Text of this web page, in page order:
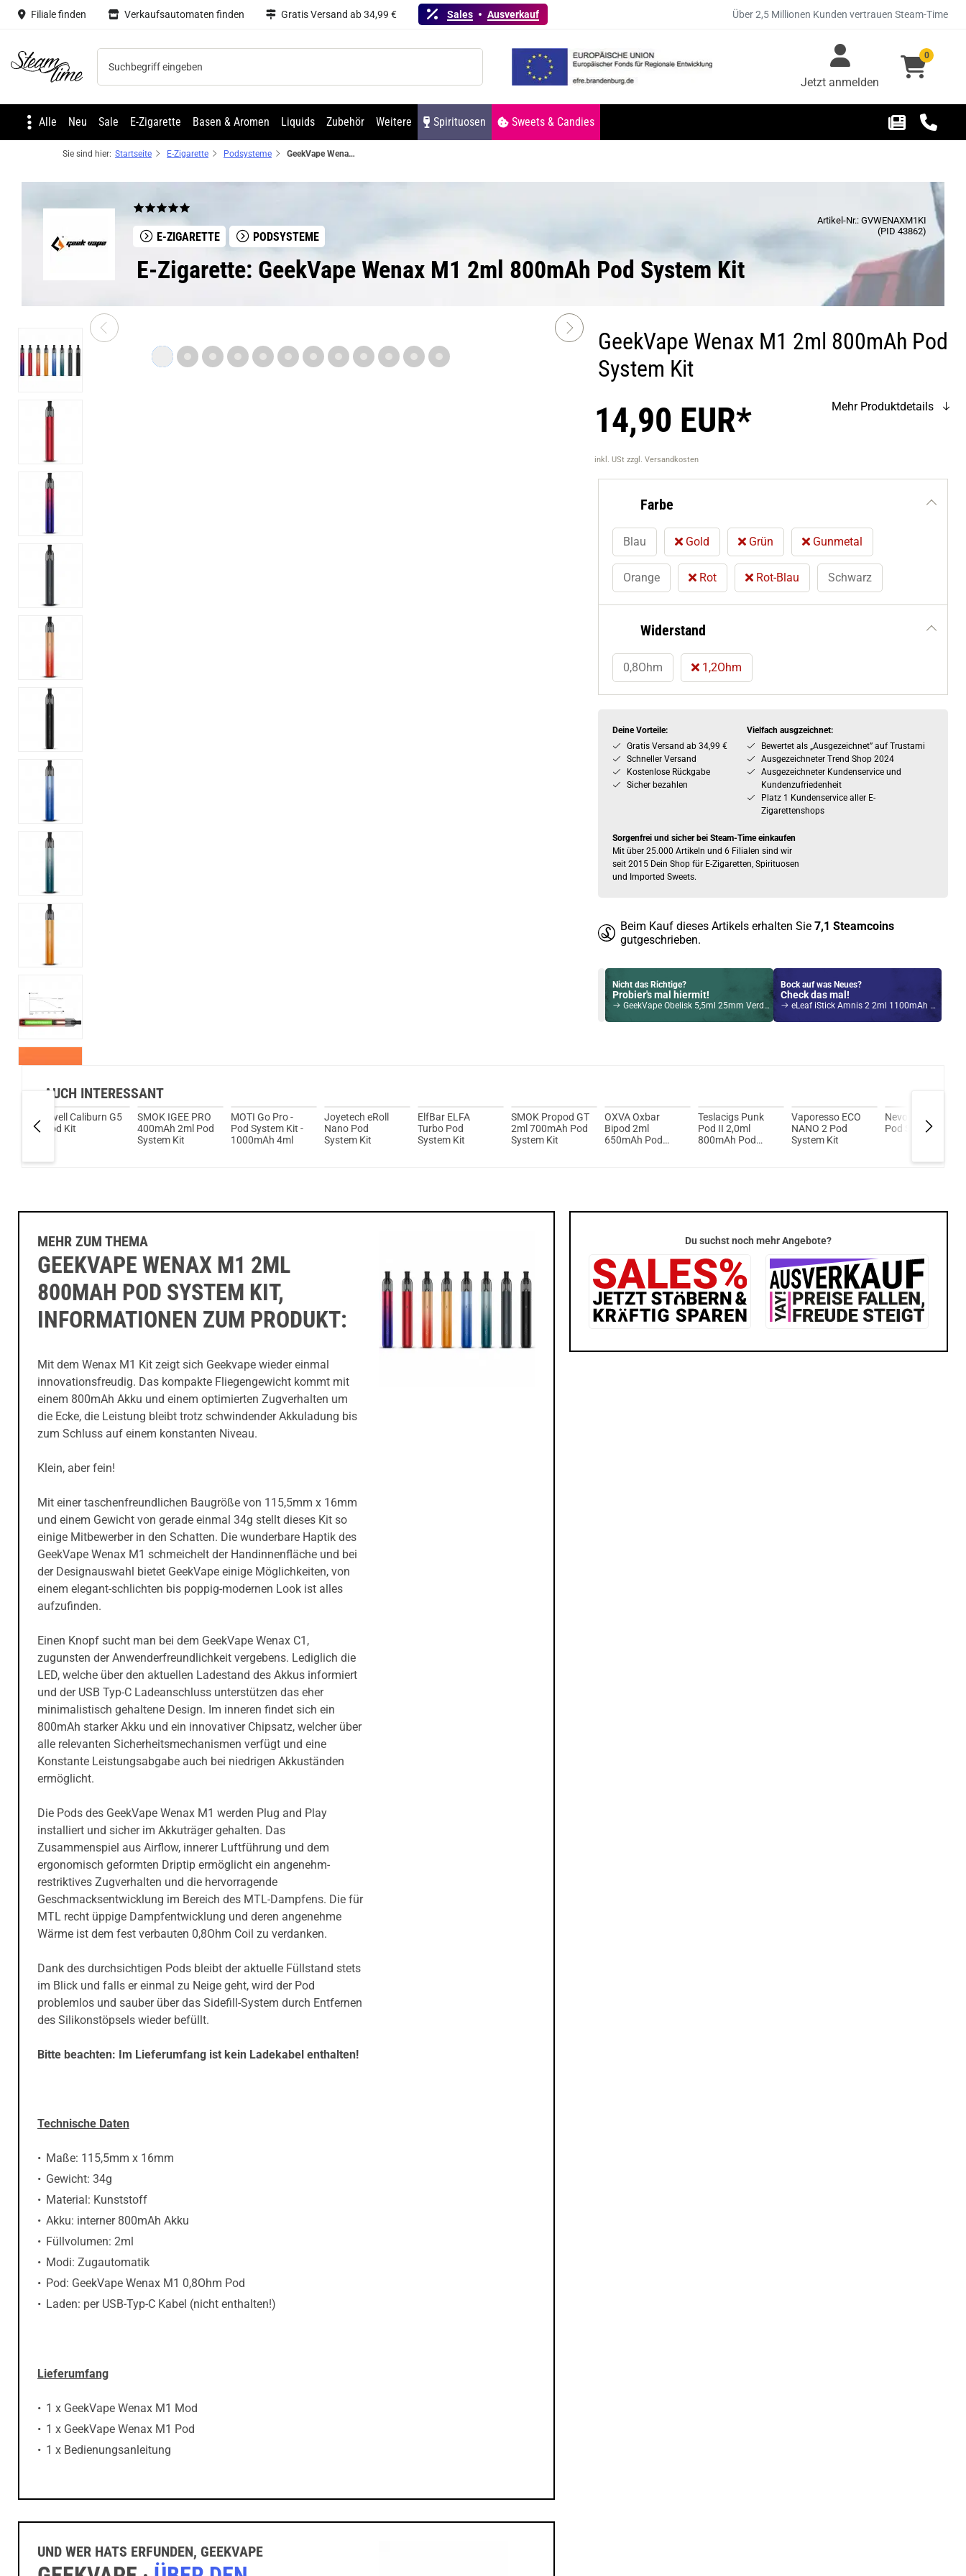
Filiale finden Verkaufsautomaten finden Gratis Versand ab 34,99 € Sales Ausverkauf Über 2,5 Millionen Kunden vertrauen Steam-Time
Steam time Jetzt anmelden
0
Alle Neu Sale E-Zigarette Basen & Aromen Liquids Zubehör Weitere Spirituosen Sweets & Candies
Sie sind hier: Startseite E-Zigarette Podsysteme GeekVape Wenax M1 2ml 800mAh Pod System Kit
E-ZIGARETTE PODSYSTEME
Artikel-Nr.: GVWENAXM1KI
(PID 43862)
E-Zigarette: GeekVape Wenax M1 2ml 800mAh Pod System Kit
GeekVape Wenax M1 2ml 800mAh Pod
System Kit
14,90 EUR*
inkl. USt zzgl. Versandkosten
Mehr Produktdetails
Farbe
Blau Gold Grün Gunmetal
Orange Rot Rot-Blau Schwarz
Widerstand
0,8Ohm 1,2Ohm
Deine Vorteile:
Gratis Versand ab 34,99 €
Schneller Versand
Kostenlose Rückgabe
Sicher bezahlen
Vielfach ausgzeichnet:
Bewertet als „Ausgezeichnet” auf Trustami
Ausgezeichneter Trend Shop 2024
Ausgezeichneter Kundenservice und
Kundenzufriedenheit
Platz 1 Kundenservice aller E-
Zigarettenshops
Sorgenfrei und sicher bei Steam-Time einkaufen
Mit über 25.000 Artikeln und 6 Filialen sind wir
seit 2015 Dein Shop für E-Zigaretten, Spirituosen
und Imported Sweets.
Beim Kauf dieses Artikels erhalten Sie 7,1 Steamcoins
gutgeschrieben.
Nicht das Richtige?
Probier's mal hiermit!
GeekVape Obelisk 5,5ml 25mm Verdampfertank Gunmetal
Bock auf was Neues?
Check das mal!
eLeaf iStick Amnis 2 2ml 1100mAh Kit Rot
AUCH INTERESSANT
Uwell Caliburn G5
Pod Kit
SMOK IGEE PRO
400mAh 2ml Pod
System Kit
MOTI Go Pro -
Pod System Kit -
1000mAh 4ml
Joyetech eRoll
Nano Pod
System Kit
ElfBar ELFA
Turbo Pod
System Kit
SMOK Propod GT
2ml 700mAh Pod
System Kit
OXVA Oxbar
Bipod 2ml
650mAh Pod
Teslacigs Punk
Pod II 2,0ml
800mAh Pod
Vaporesso ECO
NANO 2 Pod
System Kit
Nevoks Feelin AG
Pod System Kit
MEHR ZUM THEMA
GEEKVAPE WENAX M1 2ML
800MAH POD SYSTEM KIT,
INFORMATIONEN ZUM PRODUKT:
Mit dem Wenax M1 Kit zeigt sich Geekvape wieder einmal
innovationsfreudig. Das kompakte Fliegengewicht kommt mit
einem 800mAh Akku und einem optimierten Zugverhalten um
die Ecke, die Leistung bleibt trotz schwindender Akkuladung bis
zum Schluss auf einem konstanten Niveau.
Klein, aber fein!
Mit einer taschenfreundlichen Baugröße von 115,5mm x 16mm
und einem Gewicht von gerade einmal 34g stellt dieses Kit so
einige Mitbewerber in den Schatten. Die wunderbare Haptik des
GeekVape Wenax M1 schmeichelt der Handinnenfläche und bei
der Designauswahl bietet GeekVape einige Möglichkeiten, von
einem elegant-schlichten bis poppig-modernen Look ist alles
aufzufinden.
Einen Knopf sucht man bei dem GeekVape Wenax C1,
zugunsten der Anwenderfreundlichkeit vergebens. Lediglich die
LED, welche über den aktuellen Ladestand des Akkus informiert
und der USB Typ-C Ladeanschluss unterstützen das eher
minimalistisch gehaltene Design. Im inneren findet sich ein
800mAh starker Akku und ein innovativer Chipsatz, welcher über
alle relevanten Sicherheitsmechanismen verfügt und eine
Konstante Leistungsabgabe auch bei niedrigen Akkuständen
ermöglicht.
Die Pods des GeekVape Wenax M1 werden Plug and Play
installiert und sicher im Akkuträger gehalten. Das
Zusammenspiel aus Airflow, innerer Luftführung und dem
ergonomisch geformten Driptip ermöglicht ein angenehm-
restriktives Zugverhalten und die hervorragende
Geschmacksentwicklung im Bereich des MTL-Dampfens. Die für
MTL recht üppige Dampfentwicklung und deren angenehme
Wärme ist dem fest verbauten 0,8Ohm Coil zu verdanken.
Dank des durchsichtigen Pods bleibt der aktuelle Füllstand stets
im Blick und falls er einmal zu Neige geht, wird der Pod
problemlos und sauber über das Sidefill-System durch Entfernen
des Silikonstöpsels wieder befüllt.
Bitte beachten: Im Lieferumfang ist kein Ladekabel enthalten!
Technische Daten
Maße: 115,5mm x 16mm
Gewicht: 34g
Material: Kunststoff
Akku: interner 800mAh Akku
Füllvolumen: 2ml
Modi: Zugautomatik
Pod: GeekVape Wenax M1 0,8Ohm Pod
Laden: per USB-Typ-C Kabel (nicht enthalten!)
Lieferumfang
1 x GeekVape Wenax M1 Mod
1 x GeekVape Wenax M1 Pod
1 x Bedienungsanleitung
UND WER HATS ERFUNDEN, GEEKVAPE
Du suchst noch mehr Angebote?